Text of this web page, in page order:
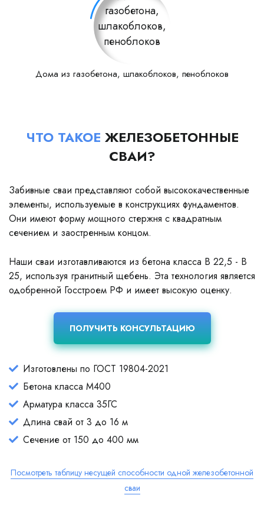
Дома из газобетона, шлакоблоков, пеноблоков
ЧТО ТАКОЕ ЖЕЛЕЗОБЕТОННЫЕ
СВАИ?
Забивные сваи представляют собой высококачественные
элементы, используемые в конструкциях фундаментов.
Они имеют форму мощного стержня с квадратным
сечением и заостренным концом.
Наши сваи изготавливаются из бетона класса В 22,5 - В
25, используя гранитный щебень. Эта технология является
одобренной Госстроем РФ и имеет высокую оценку.
ПОЛУЧИТЬ КОНСУЛЬТАЦИЮ
Изготовлены по ГОСТ 19804-2021
Бетона класса М400
Арматура класса 35ГС
Длина свай от 3 до 16 м
Сечение от 150 до 400 мм
Посмотреть таблицу несущей способности одной железобетонной
сваи